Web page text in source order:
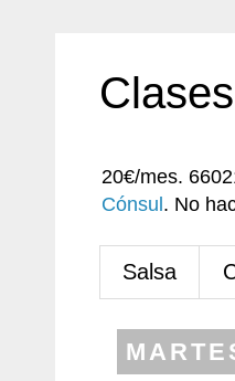
20€/mes.
Cónsul . No
Salsa